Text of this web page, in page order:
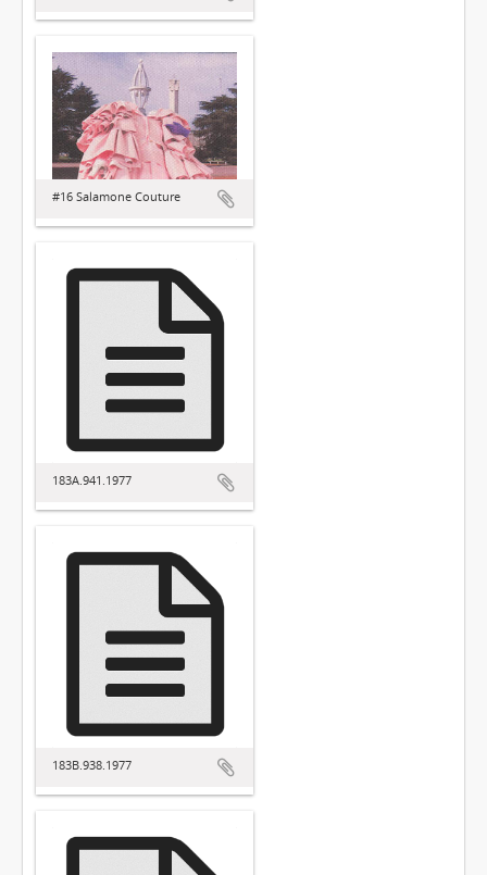
#16 Salamone Couture
183A.941.1977
183B.938.1977